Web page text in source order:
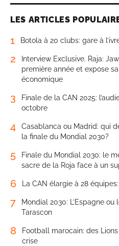
LES ARTICLES
1 Botola à 20 clubs: gare à
2
Interview Exclusive. Raja:
première année et expose
économique
3
Finale de la CAN 2025:
octobre
4
Casablanca ou Madrid: qui
la finale du Mondial 2030?
5
Finale du Mondial 2030: le
sacre de la Roja face à un
6 La CAN élargie à 28
7
Mondial 2030: L’Espagne
Tarascon
8
Football marocain: des
crise